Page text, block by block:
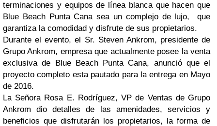
terminaciones y equipos de línea blanca que hacen que
Blue Beach Punta Cana sea un complejo de lujo, que
garantiza la comodidad y disfrute de sus propietarios.
Durante el evento, el Sr. Steven Ankrom, presidente de
Grupo Ankrom, empresa que actualmente posee la venta
exclusiva de Blue Beach Punta Cana, anunció que el
proyecto completo esta pautado para la entrega en Mayo
de 2016.
La Señora Rosa E. Rodríguez, VP de Ventas de Grupo
Ankrom dio detalles de las amenidades, servicios y
beneficios que disfrutarán los propietarios, la forma de